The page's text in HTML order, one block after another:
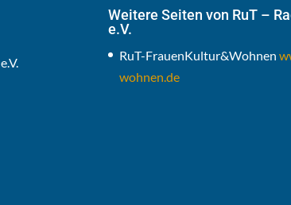
Weitere Seiten von RuT –
e.V.
RuT-FrauenKultur&Wohnen
wohnen.de